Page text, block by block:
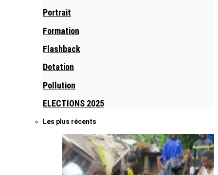
Portrait
Formation
Flashback
Dotation
Pollution
ELECTIONS 2025
Les plus récents